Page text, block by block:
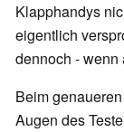
Klapphandys
eigentlich
dennoch -
Beim
Augen des